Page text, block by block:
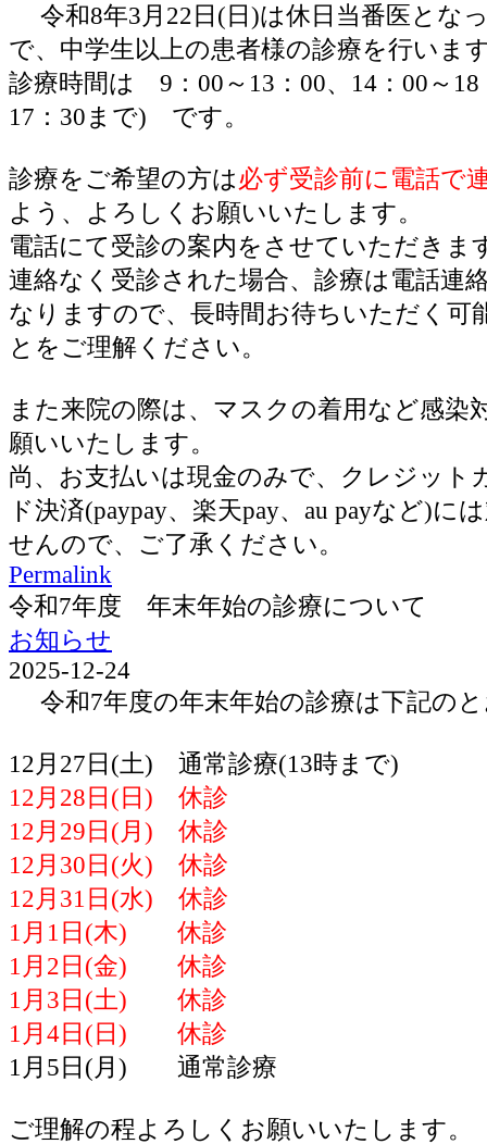
令和8年3月22日(日)は休日当番医とな
で、中学生以上の患者様の診療を行いま
診療時間は 9：00～13：00、14：00～
17：30まで) です。
診療をご希望の方は必ず受診前に電話で
よう、よろしくお願いいたします。
電話にて受診の案内をさせていただきま
連絡なく受診された場合、診療は電話連
なりますので、長時間お待ちいただく可
とをご理解ください。
また来院の際は、マスクの着用など感染
願いいたします。
尚、お支払いは現金のみで、クレジット
ド決済(paypay、楽天pay、au payなど)に
せんので、ご了承ください。
Permalink
令和7年度 年末年始の診療について
お知らせ
2025-12-24
令和7年度の年末年始の診療は下記の
12月27日(土) 通常診療(13時まで)
12月28日(日) 休診
12月29日(月) 休診
12月30日(火) 休診
12月31日(水) 休診
1月1日(木) 休診
1月2日(金) 休診
1月3日(土) 休診
1月4日(日) 休診
1月5日(月) 通常診療
ご理解の程よろしくお願いいたします。